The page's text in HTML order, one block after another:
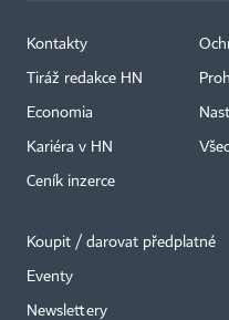
Kontakty
Tiráž redakce HN
Economia
Kariéra v HN
Ceník inzerce
Koupit / darovat předplatné
Eventy
Newslettery